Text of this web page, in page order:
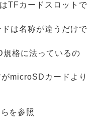
TFカードスロットで
は名称が違うだけで
格に法っているの
microSDカードより
を参照